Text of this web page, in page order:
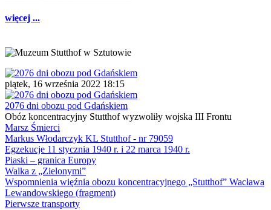
więcej ...
piątek, 16 września 2022 18:15
2076 dni obozu pod Gdańskiem
Obóz koncentracyjny Stutthof wyzwoliły wojska III Frontu
Marsz Śmierci
Markus Włodarczyk KL Stutthof - nr 79059
Egzekucje 11 stycznia 1940 r. i 22 marca 1940 r.
Piaski – granica Europy
Walka z „Zielonymi”
Wspomnienia więźnia obozu koncentracyjnego „Stutthof” Wacława
Lewandowskiego (fragment)
Pierwsze transporty